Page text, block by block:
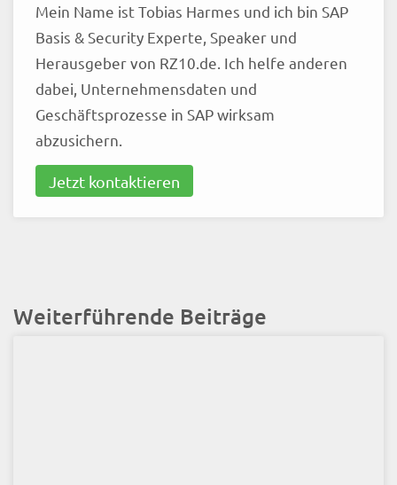
Mein Name ist Tobias Harmes und ich bin SAP
Basis & Security Experte, Speaker und
Herausgeber von RZ10.de. Ich helfe anderen
dabei, Unternehmensdaten und
Geschäftsprozesse in SAP wirksam
abzusichern.
Jetzt kontaktieren
Weiterführende Beiträge